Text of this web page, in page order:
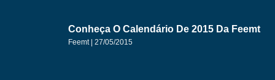
Conheça O Calendário De 2015 Da Feemt
Feemt 27/05/2015